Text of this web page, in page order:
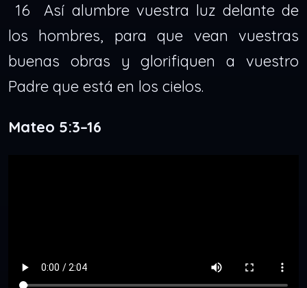
16 Así alumbre vuestra luz delante de
los hombres, para que vean vuestras
buenas obras y glorifiquen a vuestro
Padre que está en los cielos.
Mateo 5:3–16